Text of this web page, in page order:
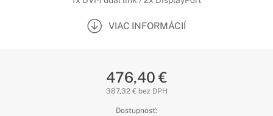
VIAC INFORMÁCIÍ
476,40 €
387,32 € bez DPH
Dostupnosť: